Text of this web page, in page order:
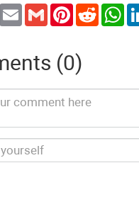
TwitterEmail Gmail PinterestReddit
(0)